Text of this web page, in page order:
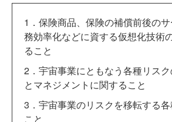
1．保険商品、保険の補償前後の
務効率化などに資する仮想化技術
ること
2．宇宙事業にともなう各種リス
とマネジメントに関すること
3．宇宙事業のリスクを移転する
こと